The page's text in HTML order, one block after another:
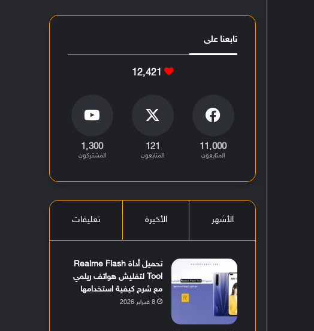
تابعنا على
12٬421
11٬000
المتابعون
121
المتابعون
1٬300
المشتركون
الأشهر الأخيرة تعليقات
تحميل أداة Realme Flash
Tool لتفليش هواتف ريلمي
مع شرح كيفية استخدامها
8 فبراير 2026